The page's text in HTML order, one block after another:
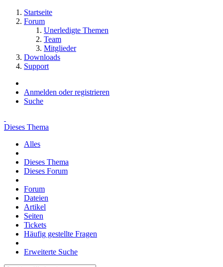
Startseite
Forum
Unerledigte Themen
Team
Mitglieder
Downloads
Support
Anmelden oder registrieren
Suche
Dieses Thema
Alles
Dieses Thema
Dieses Forum
Forum
Dateien
Artikel
Seiten
Tickets
Häufig gestellte Fragen
Erweiterte Suche